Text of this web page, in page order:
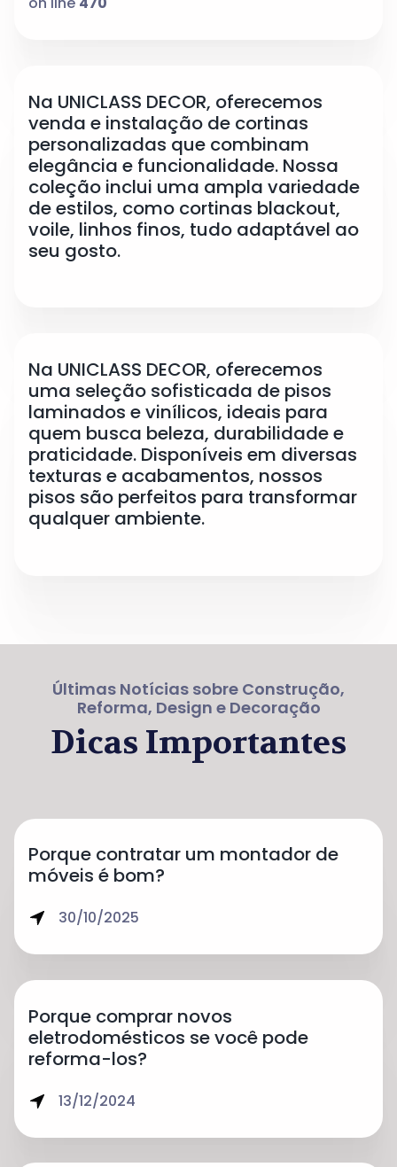
Na UNICLASS DECOR, oferecemos
venda e instalação de cortinas
personalizadas que combinam
elegância e funcionalidade. Nossa
coleção inclui uma ampla variedade
de estilos, como cortinas blackout,
voile, linhos finos, tudo adaptável ao
seu gosto.
Na UNICLASS DECOR, oferecemos
uma seleção sofisticada de pisos
laminados e vinílicos, ideais para
quem busca beleza, durabilidade e
praticidade. Disponíveis em diversas
texturas e acabamentos, nossos
pisos são perfeitos para transformar
qualquer ambiente.
Últimas Notícias sobre Construção,
Reforma, Design e Decoração
Dicas Importantes
Porque contratar um montador de
móveis é bom?
30/10/2025
Porque comprar novos
eletrodomésticos se você pode
reforma-los?
13/12/2024